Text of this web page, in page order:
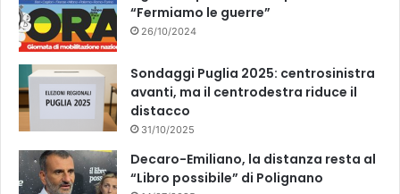
“Fermiamo le guerre”
26/10/2024
Sondaggi Puglia 2025: centrosinistra
avanti, ma il centrodestra riduce il
distacco
31/10/2025
Decaro-Emiliano, la distanza resta al
“Libro possibile” di Polignano